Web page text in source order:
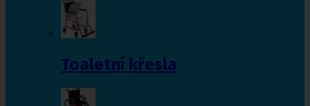
Toaletní křesla